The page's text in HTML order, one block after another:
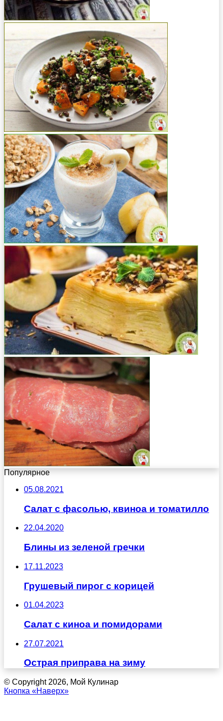
Популярное
05.08.2021
Салат с фасолью, квиноа и томатилло
22.04.2020
Блины из зеленой гречки
17.11.2023
Грушевый пирог с корицей
01.04.2023
Салат с киноа и помидорами
27.07.2021
Острая приправа на зиму
© Copyright 2026, Мой Кулинар
Кнопка «Наверх»